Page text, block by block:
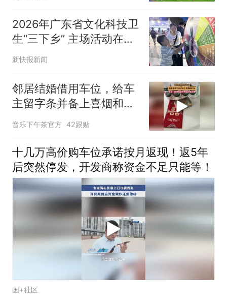
2026年广东省文化科技卫
生“三下乡” 主场活动在茂
名高州举办
新快报新闻
邻居结婚借用车位，给车
主留字条并备上喜烟和红
包
音乐下午茶官方 42跟贴
十几万高价购车位承诺按月返现！返5年
后突然停发，开发商称资金不足只能等！
国+社区